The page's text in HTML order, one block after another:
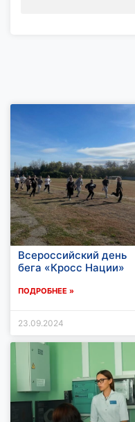
Всероссийский день
бега «Кросс Нации»
ПОДРОБНЕЕ »
23.09.2024